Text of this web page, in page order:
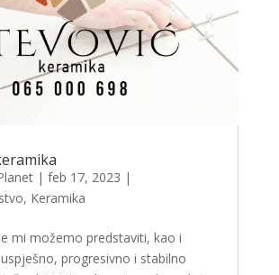
| feb 17, 2023 |
, Keramika
mi možemo predstaviti, kao i
progresivno i stabilno